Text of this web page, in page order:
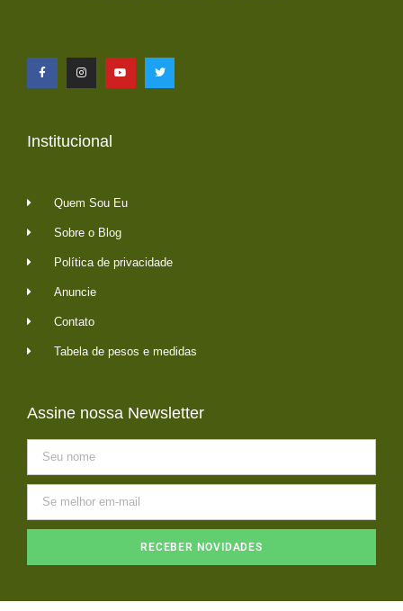
Institucional
Quem Sou Eu
Sobre o Blog
Política de privacidade
Anuncie
Contato
Tabela de pesos e medidas
Assine nossa Newsletter
RECEBER NOVIDADES